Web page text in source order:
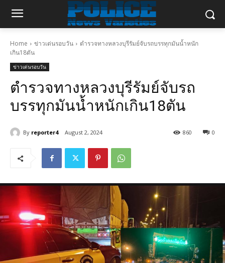
Home ข่าวเด่นรอบวัน
ตำรวจทางหลวงบุรีรัมย์จับรถบรรทุกมันน้ำหนัก
เกิน18ตัน
ข่าวเด่นรอบวัน
ตำรวจทางหลวงบุรีรัมย์จับรถ
บรรทุกมันน้ำหนักเกิน18ตัน
By reporter4 August 2, 2024 0
860